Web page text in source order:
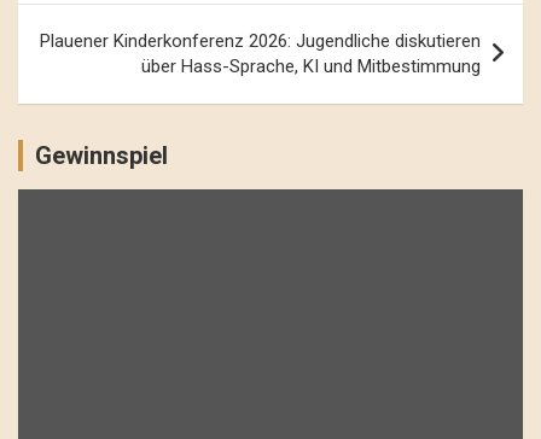
Plauener Kinderkonferenz 2026: Jugendliche diskutieren
über Hass-Sprache, KI und Mitbestimmung
Gewinnspiel